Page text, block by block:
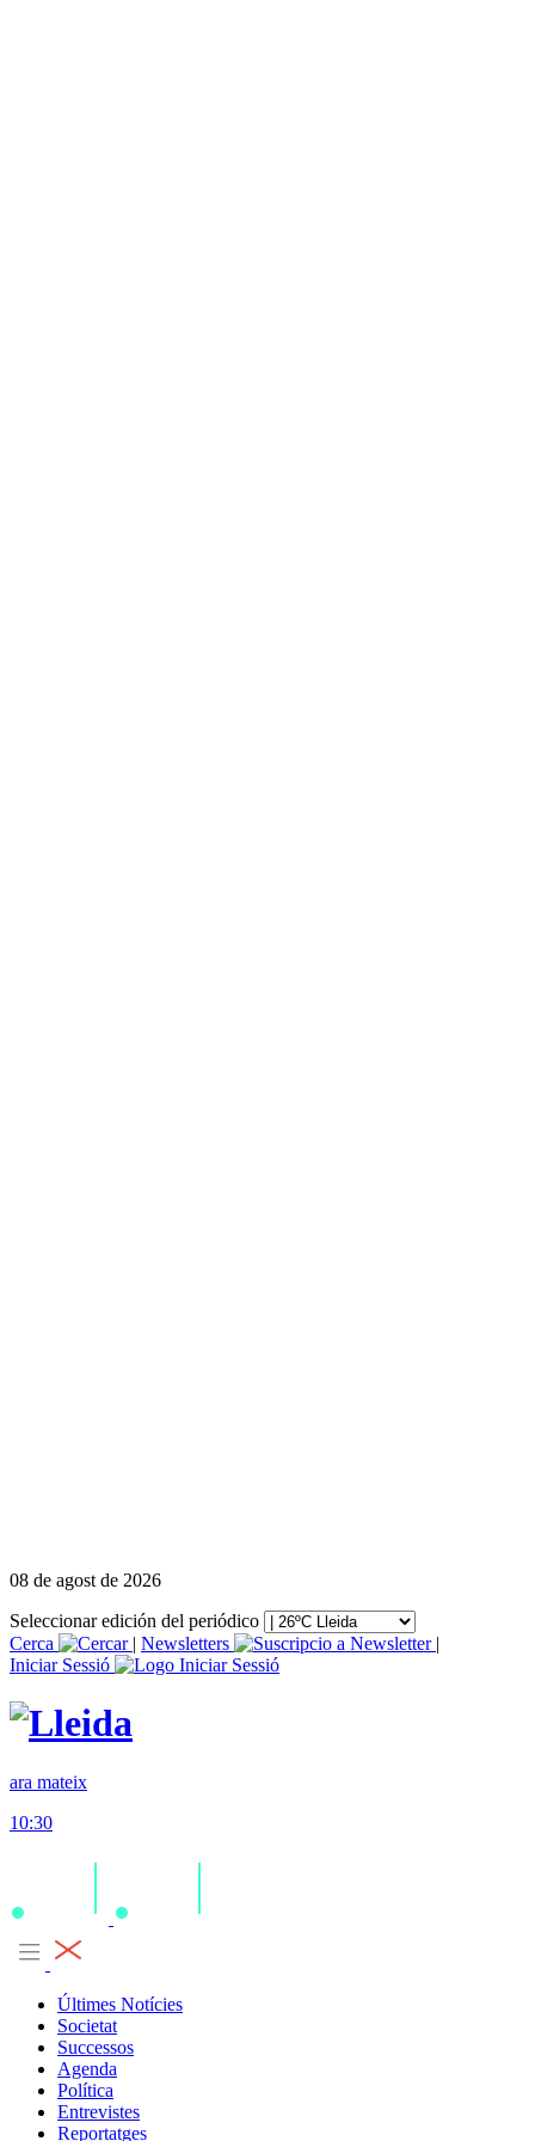
08 de agost de 2026
Seleccionar edición del periódico
Cerca
| Newsletters
|
Iniciar Sessió
ara mateix
10:30
Últimes Notícies
Societat
Successos
Agenda
Política
Entrevistes
Reportatges